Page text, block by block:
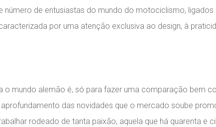
número de entusiastas do mundo do motociclismo,
por uma atenção exclusiva ao design, à
o mundo alemão é, só para fazer uma comparação bem
das novidades que o mercado soube
rodeado de tanta paixão, aquela que há quarenta e